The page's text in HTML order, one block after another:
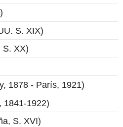
S. XIX)
S. XX)
1878 - París, 1921)
1841-1922)
S. XVI)